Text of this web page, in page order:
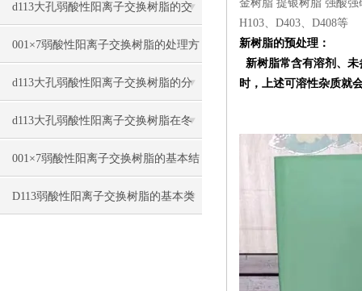
与高纯制备的绿色技术核心
d113大孔弱酸性阳离子交换树脂的交
换容量与耐用性
001×7弱酸性阳离子交换树脂的处理方
法与清理
d113大孔弱酸性阳离子交换树脂的分
类与树脂类型
d113大孔弱酸性阳离子交换树脂在冬
季该怎么保存？
001×7弱酸性阳离子交换树脂的基本结
构与预处理
D113弱酸性阳离子交换树脂的基本类
金树脂 提银树脂 强酸强
H103、D403、D408等
新树脂的预处理：
新树脂常含有溶剂、
时，上述可溶性杂质就